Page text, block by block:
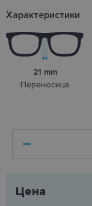
Характеристики
21 mm
Переносица
Цена